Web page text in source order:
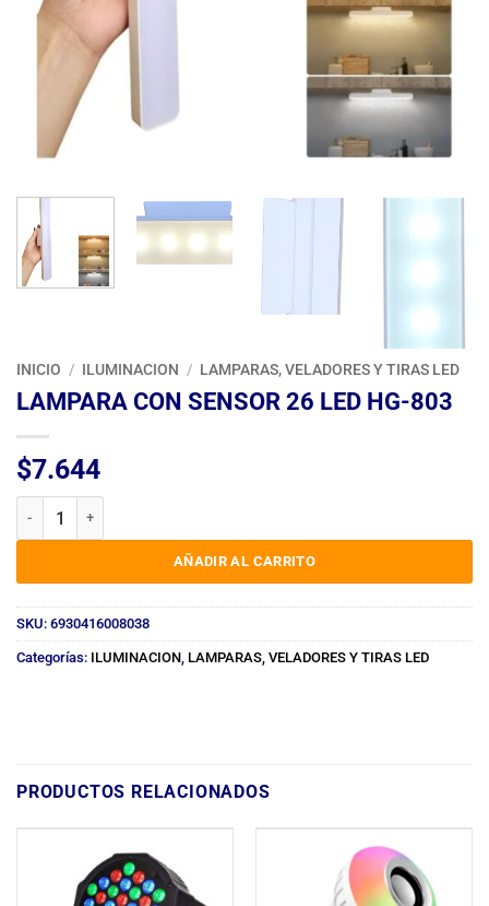
INICIO / ILUMINACION / LAMPARAS, VELADORES Y TIRAS LED
LAMPARA CON SENSOR 26 LED HG-803
$7.644
LAMPARA CON SENSOR 26 LED HG-803 cantidad
AÑADIR AL CARRITO
SKU: 6930416008038
Categorías: ILUMINACION LAMPARAS, VELADORES Y TIRAS LED
PRODUCTOS RELACIONADOS